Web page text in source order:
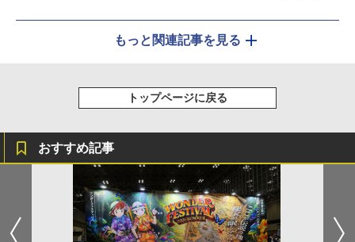
もっと関連記事を見る
トップページに戻る
おすすめ記事